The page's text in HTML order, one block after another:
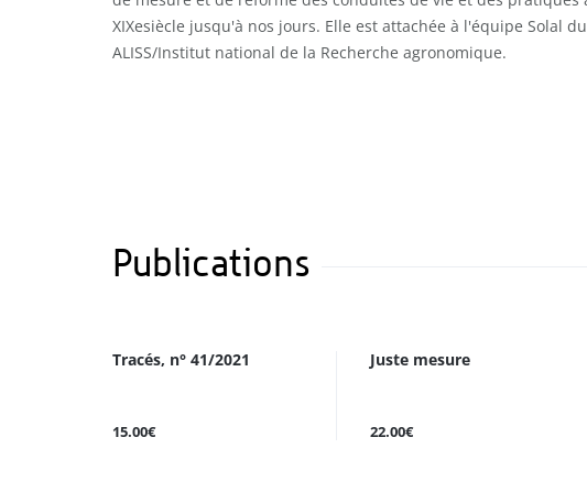
XIXesiècle jusqu'à nos jours. Elle est attachée à l'équipe Solal
ALISS/Institut national de la Recherche agronomique.
Publications
Tracés, n° 41/2021
15.00€
Juste mesure
22.00€